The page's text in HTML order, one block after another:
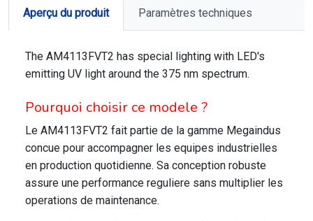
Aperçu du produit Paramètres techniques
The AM4113FVT2 has special lighting with LED's
emitting UV light around the 375 nm spectrum.
Pourquoi choisir ce modele ?
Le AM4113FVT2 fait partie de la gamme Megaindus
concue pour accompagner les equipes industrielles
en production quotidienne. Sa conception robuste
assure une performance reguliere sans multiplier les
operations de maintenance.